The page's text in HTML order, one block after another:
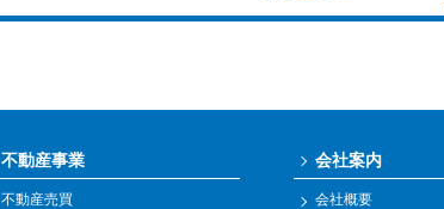
不動産事業
不動産売買
会社案内
会社概要